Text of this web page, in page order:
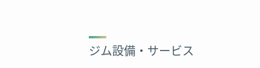
ジム設備・サービス